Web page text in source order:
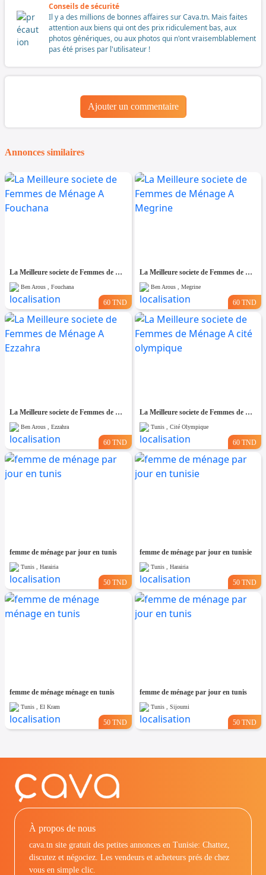
Conseils de sécurité
Il y a des millions de bonnes affaires sur Cava.tn. Mais faites
attention aux biens qui ont des prix ridiculement bas, aux
photos génériques, ou aux photos qui n'ont vraisemblablement
pas été prises par l'utilisateur !
Ajouter un commentaire
Annonces similaires
La Meilleure societe de Femmes de Ménage A Fouchana
Ben Arous , Fouchana
60 TND
La Meilleure societe de Femmes de Ménage A Megrine
Ben Arous , Megrine
60 TND
La Meilleure societe de Femmes de Ménage A Ezzahra
Ben Arous , Ezzahra
60 TND
La Meilleure societe de Femmes de Ménage A cité olympique
Tunis , Cité Olympique
60 TND
femme de ménage par jour en tunis
Tunis , Harairia
50 TND
femme de ménage par jour en tunisie
Tunis , Harairia
50 TND
femme de ménage ménage en tunis
Tunis , El Kram
50 TND
femme de ménage par jour en tunis
Tunis , Sijoumi
50 TND
À propos de nous
cava.tn site gratuit des petites annonces en Tunisie: Chattez,
discutez et négociez. Les vendeurs et acheteurs prés de chez
vous en simple clic.